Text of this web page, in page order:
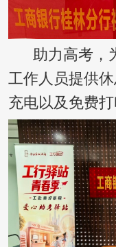
助力高考，
工作人员提供
充电以及免费